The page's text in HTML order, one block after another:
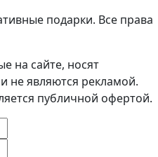
подарки. Все права
на сайте, носят
не являются рекламой.
публичной офертой.